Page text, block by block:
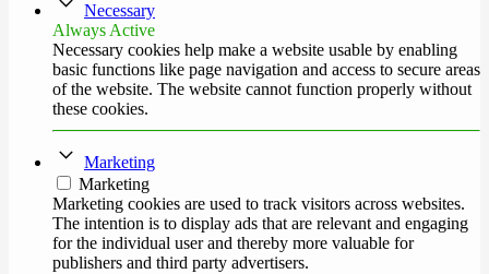
Necessary
Always Active
Necessary cookies help make a website usable by enabling
basic functions like page navigation and access to secure areas
of the website. The website cannot function properly without
these cookies.
Marketing
Marketing
Marketing cookies are used to track visitors across websites.
The intention is to display ads that are relevant and engaging
for the individual user and thereby more valuable for
publishers and third party advertisers.